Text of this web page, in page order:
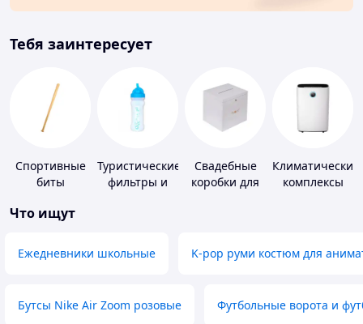
Тебя заинтересует
Спортивные
биты
Туристические
фильтры и
Свадебные
коробки для
Климатические
комплексы
Что ищут
Ежедневники школьные K-pop руми костюм для
Бутсы Nike Air Zoom розовые Футбольные ворота и